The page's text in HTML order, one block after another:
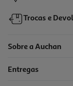
Trocas e
Sobre a Auchan
Entregas